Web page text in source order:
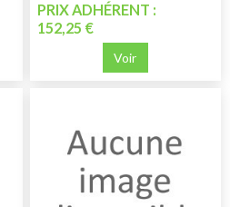
PRIX ADHÉRENT :
152,25 €
Voir